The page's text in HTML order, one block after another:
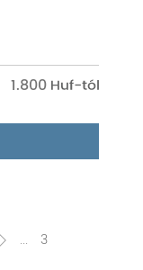
1.800
... 3